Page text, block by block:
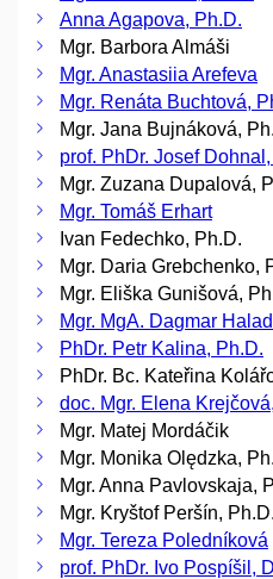
Anna Agapova, Ph.D.
Mgr. Barbora Almáši
Mgr. Anastasiia Arefeva
Mgr. Renáta Buchtová,
Mgr. Jana Bujnáková,
prof. PhDr. Josef
Mgr. Zuzana Dupalová,
Mgr. Tomáš Erhart
Ivan Fedechko, Ph.D.
Mgr. Daria Grebchenko,
Mgr. Eliška Gunišová,
Mgr. MgA. Dagmar
PhDr. Petr Kalina, Ph.D.
PhDr. Bc. Kateřina
doc. Mgr. Elena
Mgr. Matej Mordáčik
Mgr. Monika Olędzka,
Mgr. Anna Pavlovskaja,
Mgr. Kryštof Peršín, Ph.D.
Mgr. Tereza Poledníková
prof. PhDr. Ivo Pospíšil,